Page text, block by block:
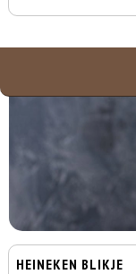
HEINEKEN BLIKJE